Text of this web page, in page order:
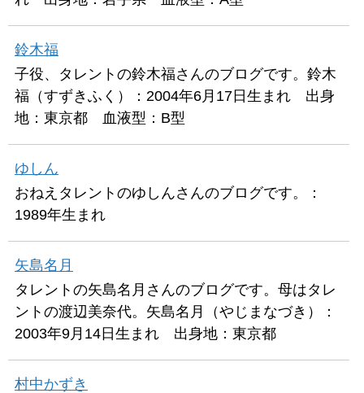
鈴木福
子役、タレントの鈴木福さんのブログです。鈴木
福（すずきふく）：2004年6月17日生まれ 出身
地：東京都 血液型：B型
ゆしん
おねえタレントのゆしんさんのブログです。：
1989年生まれ
矢島名月
タレントの矢島名月さんのブログです。母はタレ
ントの渡辺美奈代。矢島名月（やじまなづき）：
2003年9月14日生まれ 出身地：東京都
村中かずき